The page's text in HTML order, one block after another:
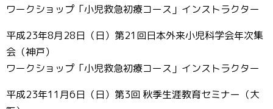
ワークショップ「小児救急初療コース」インストラクター
平成23年8月28日（日）第21回日本外来小児科学会年次集
会（神戸）
ワークショップ「小児救急初療コース」インストラクター
平成23年11月6日（日）第3回 秋季生涯教育セミナー（大